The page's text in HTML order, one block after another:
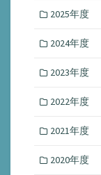
2025年度
2024年度
2023年度
2022年度
2021年度
2020年度